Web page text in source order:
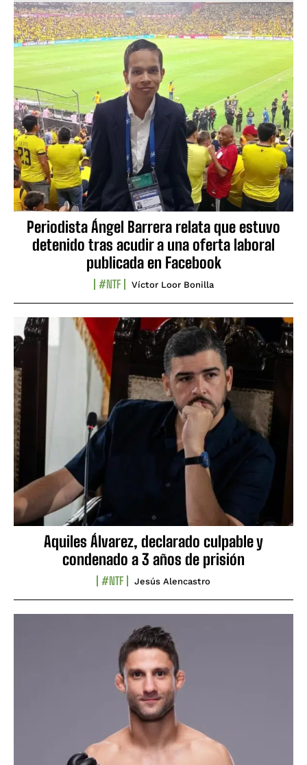
Periodista Ángel Barrera relata que estuvo
detenido tras acudir a una oferta laboral
publicada en Facebook
#NTF Víctor Loor Bonilla
Aquiles Álvarez, declarado culpable y
condenado a 3 años de prisión
#NTF Jesús Alencastro